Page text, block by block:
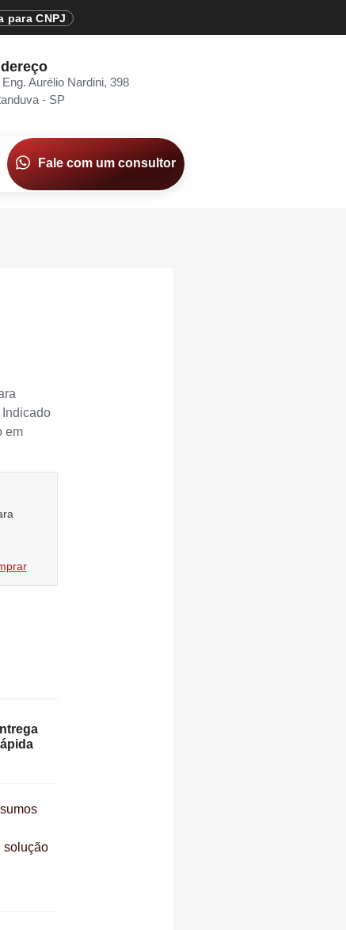
para CNPJ
Aurélio Nardini, 398
- SP
Fale com um consultor
em
solução